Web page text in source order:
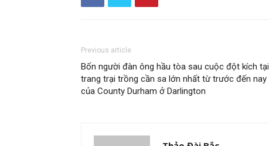
Previous article
Bốn người đàn ông hầu tòa sau cuộc đột kích tại
trang trại trồng cần sa lớn nhất từ trước đến nay
của County Durham ở Darlington